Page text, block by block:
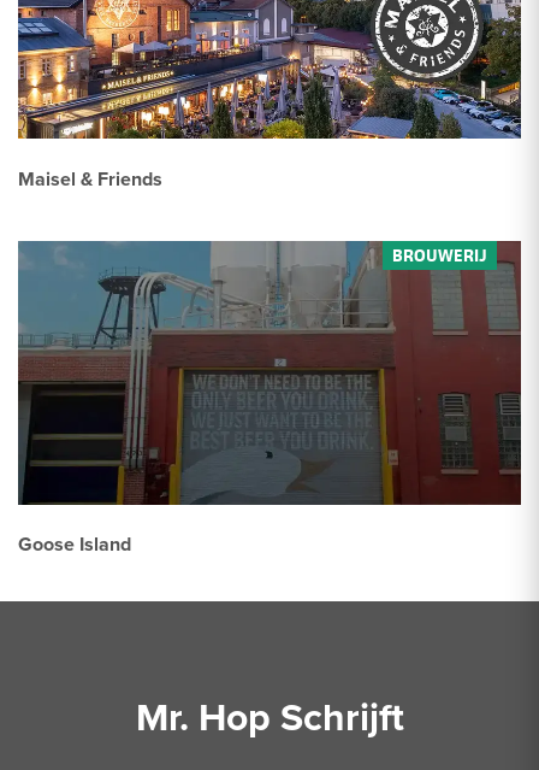
Maisel & Friends
Goose Island
Mr. Hop Schrijft